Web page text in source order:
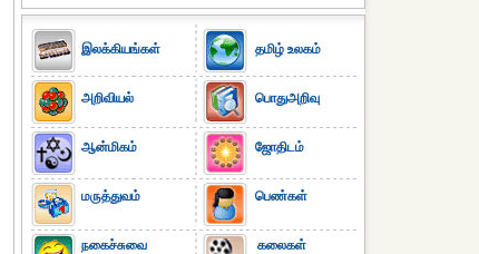
இலக்கியங்கள்
அறிவியல்
ஆன்மிகம்
மருத்துவம்
நகைச்சுவை
தமிழ் உலகம்
பொதுஅறிவு
ஜோதிடம்
பெண்கள்
கலைகள்